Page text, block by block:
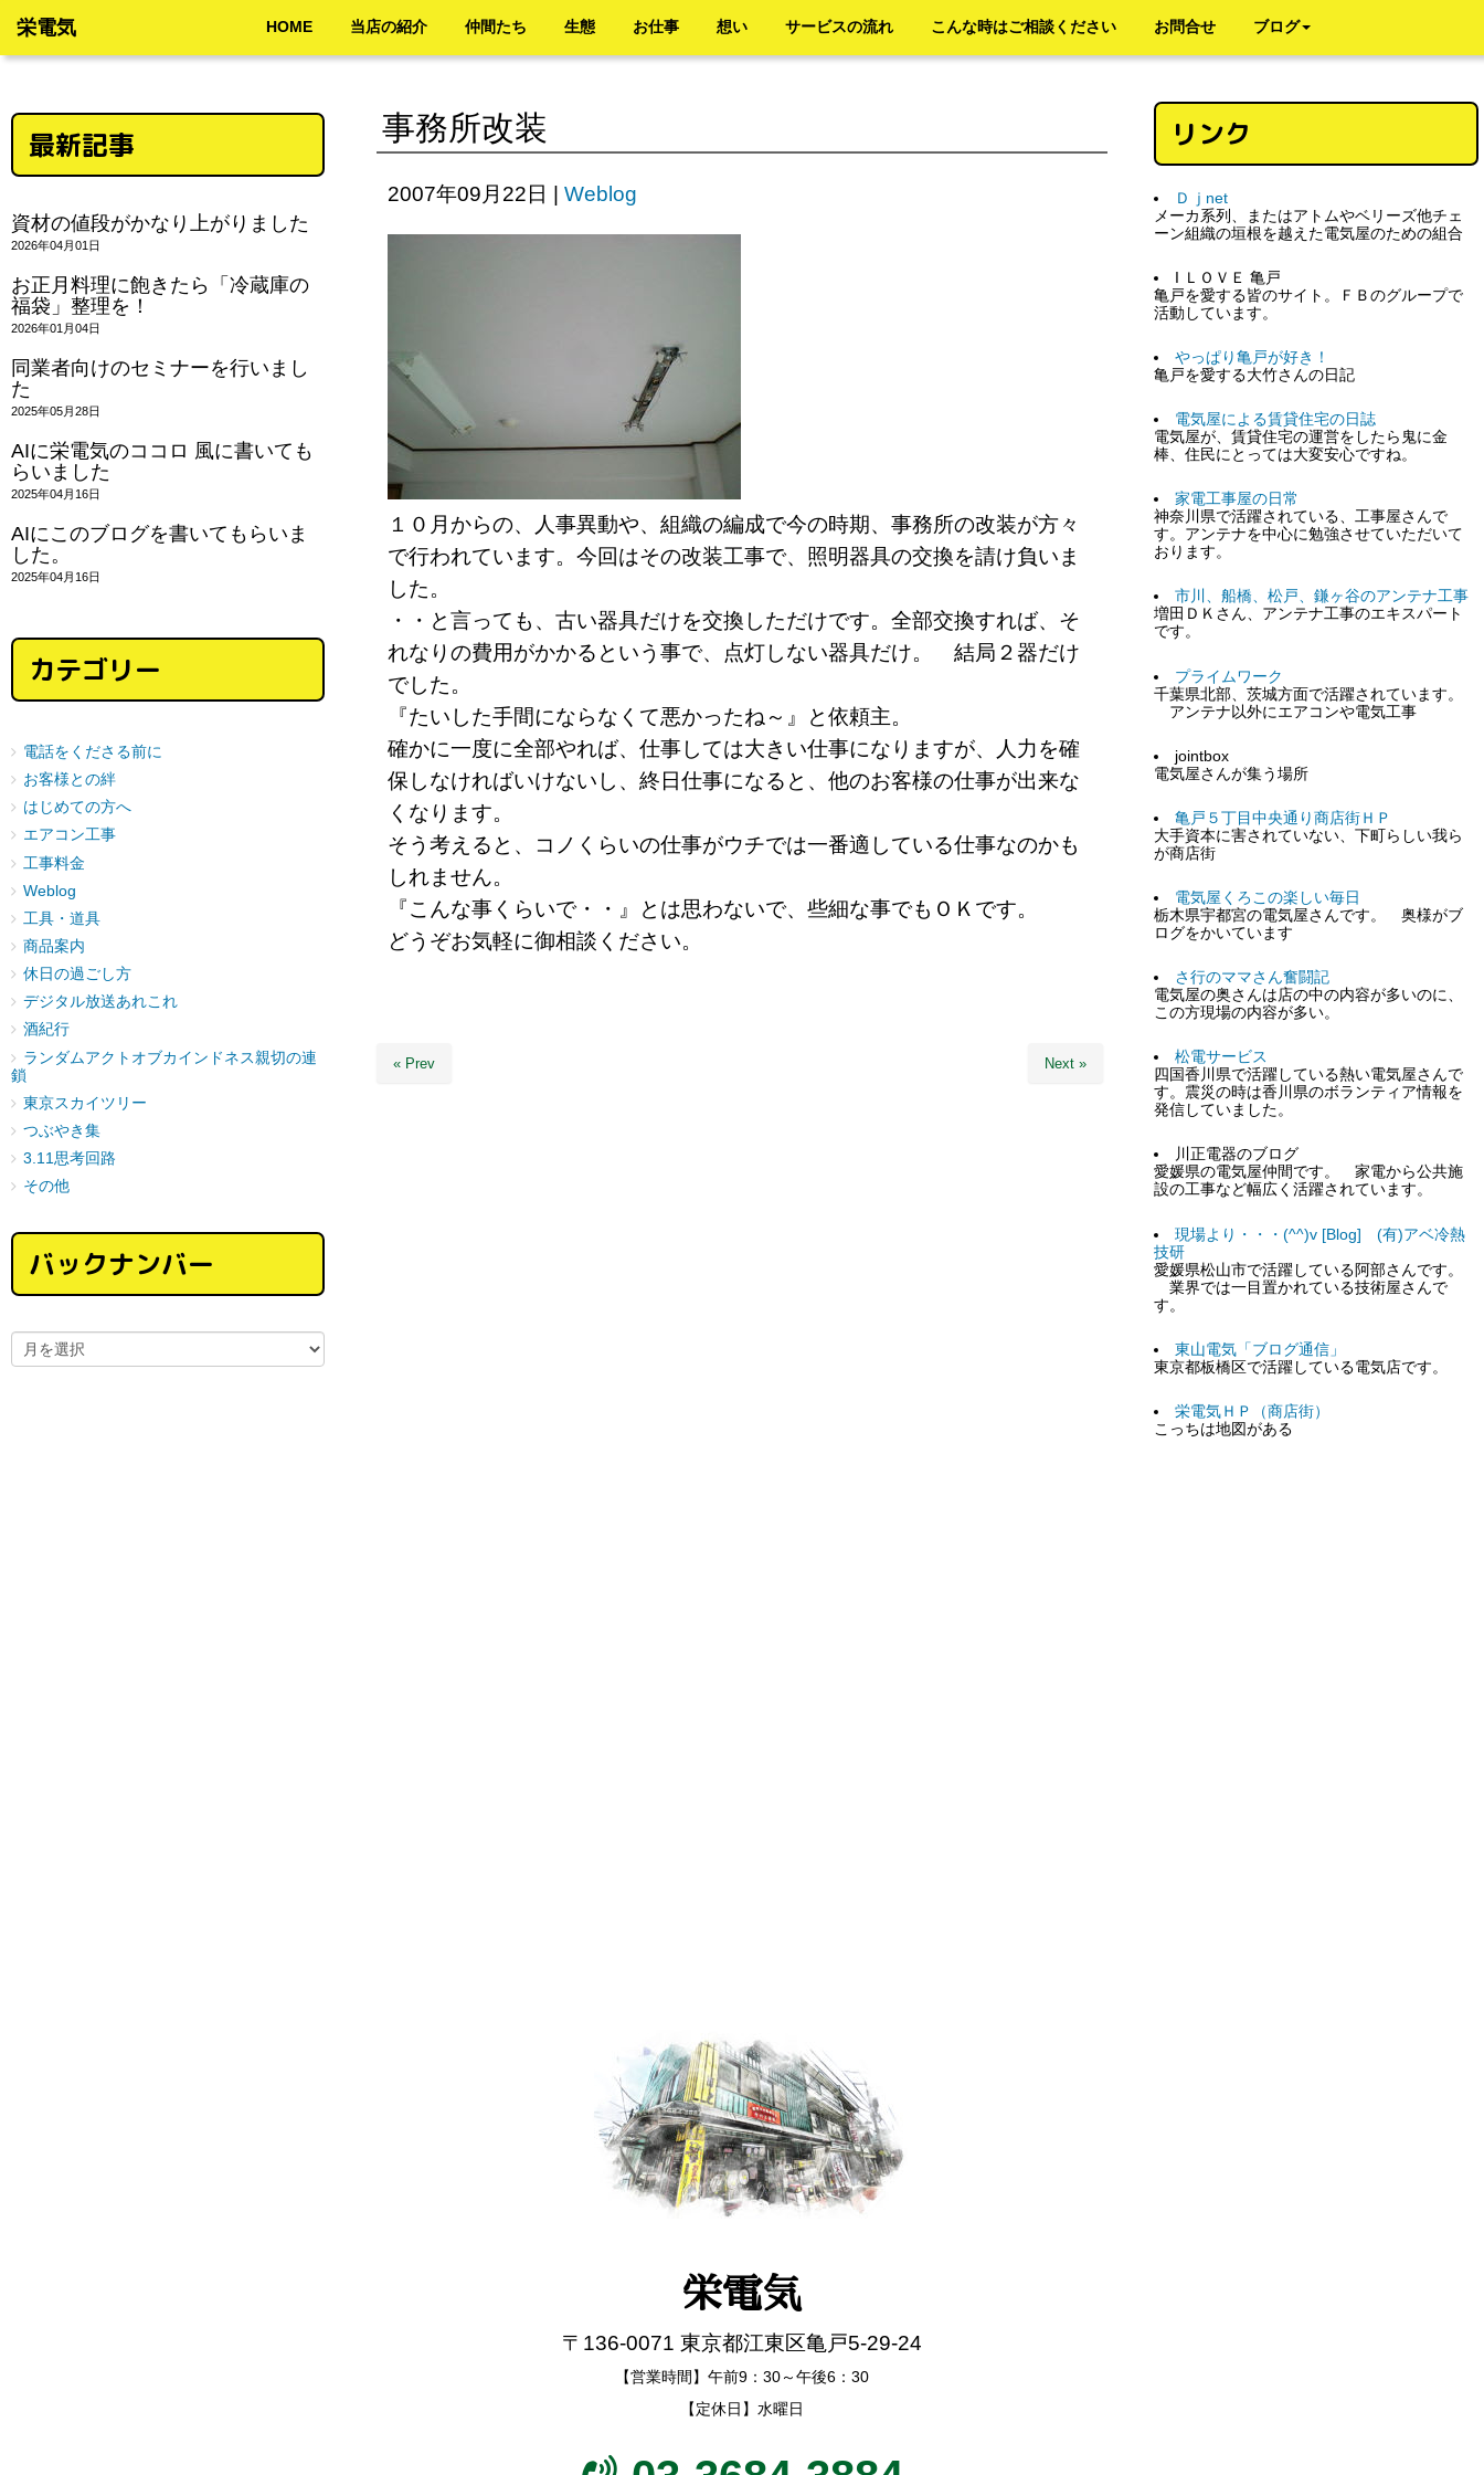
栄電気 HOME 当店の紹介 仲間たち 生態 お仕事 想い サービスの流れ こんな時はご相談ください お問合せ ブログ
事務所改装
2007年09月22日 Weblog
１０月からの、人事異動や、組織の編成で今の時期、事務所の改装が方々
で行われています。今回はその改装工事で、照明器具の交換を請け負いま
した。
・・と言っても、古い器具だけを交換しただけです。全部交換すれば、そ
れなりの費用がかかるという事で、点灯しない器具だけ。 結局２器だけ
でした。
『たいした手間にならなくて悪かったね～』と依頼主。
確かに一度に全部やれば、仕事しては大きい仕事になりますが、人力を確
保しなければいけないし、終日仕事になると、他のお客様の仕事が出来な
くなります。
そう考えると、コノくらいの仕事がウチでは一番適している仕事なのかも
しれません。
『こんな事くらいで・・』とは思わないで、些細な事でもＯＫです。
どうぞお気軽に御相談ください。
« Prev Next »
最新記事
資材の値段がかなり上がりました
2026年04月01日
お正月料理に飽きたら「冷蔵庫の
福袋」整理を！
2026年01月04日
同業者向けのセミナーを行いまし
た
2025年05月28日
AIに栄電気のココロ 風に書いても
らいました
2025年04月16日
AIにこのブログを書いてもらいま
した。
2025年04月16日
カテゴリー
電話をくださる前に
お客様との絆
はじめての方へ
エアコン工事
工事料金
Weblog
工具・道具
商品案内
休日の過ごし方
デジタル放送あれこれ
酒紀行
ランダムアクトオブカインドネス親切の連
鎖
東京スカイツリー
つぶやき集
3.11思考回路
その他
バックナンバー
リンク
Ｄｊnet
メーカ系列、またはアトムやベリーズ他チェ
ーン組織の垣根を越えた電気屋のための組合
I ＬＯＶＥ 亀戸
亀戸を愛する皆のサイト。ＦＢのグループで
活動しています。
やっぱり亀戸が好き！
亀戸を愛する大竹さんの日記
電気屋による賃貸住宅の日誌
電気屋が、賃貸住宅の運営をしたら鬼に金
棒、住民にとっては大変安心ですね。
家電工事屋の日常
神奈川県で活躍されている、工事屋さんで
す。アンテナを中心に勉強させていただいて
おります。
市川、船橋、松戸、鎌ヶ谷のアンテナ工事
増田ＤＫさん、アンテナ工事のエキスパート
です。
プライムワーク
千葉県北部、茨城方面で活躍されています。
アンテナ以外にエアコンや電気工事
jointbox
電気屋さんが集う場所
亀戸５丁目中央通り商店街ＨＰ
大手資本に害されていない、下町らしい我ら
が商店街
電気屋くろこの楽しい毎日
栃木県宇都宮の電気屋さんです。 奥様がブ
ログをかいています
さ行のママさん奮闘記
電気屋の奥さんは店の中の内容が多いのに、
この方現場の内容が多い。
松電サービス
四国香川県で活躍している熱い電気屋さんで
す。震災の時は香川県のボランティア情報を
発信していました。
川正電器のブログ
愛媛県の電気屋仲間です。 家電から公共施
設の工事など幅広く活躍されています。
現場より・・・(^^)v [Blog] (有)アベ冷熱
技研
愛媛県松山市で活躍している阿部さんです。
業界では一目置かれている技術屋さんで
す。
東山電気「ブログ通信」
東京都板橋区で活躍している電気店です。
栄電気ＨＰ（商店街）
こっちは地図がある
栄電気
〒136-0071 東京都江東区亀戸5-29-24
【営業時間】午前9：30～午後6：30
【定休日】水曜日